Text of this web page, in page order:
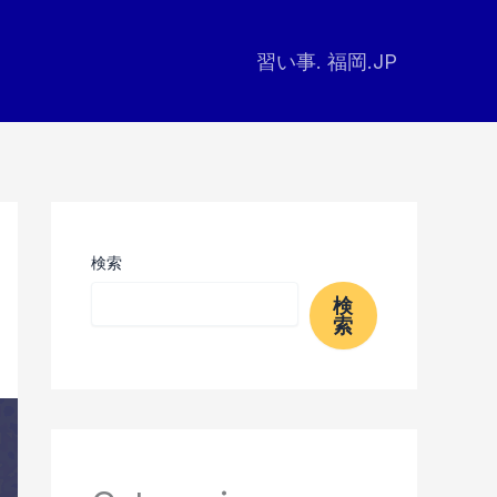
習い事. 福岡.JP
検索
検
索